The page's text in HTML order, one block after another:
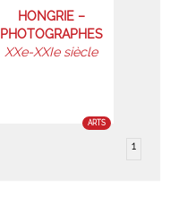
HONGRIE –
PHOTOGRAPHES
XXe-XXIe siècle
ARTS
1